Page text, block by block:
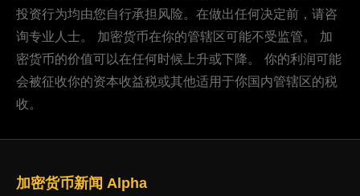
投资行为均由您自行承担风险。在做出任何决定前，请咨
询专业人士。 加密货币在你的管辖区可能不受监管。 加
密货币的价值可以在任何时候上升或下降。 你的利润可能
会被征收你的资本收益税或其他适用于你国内管辖区的税
收。
加密货币新闻 Alpha